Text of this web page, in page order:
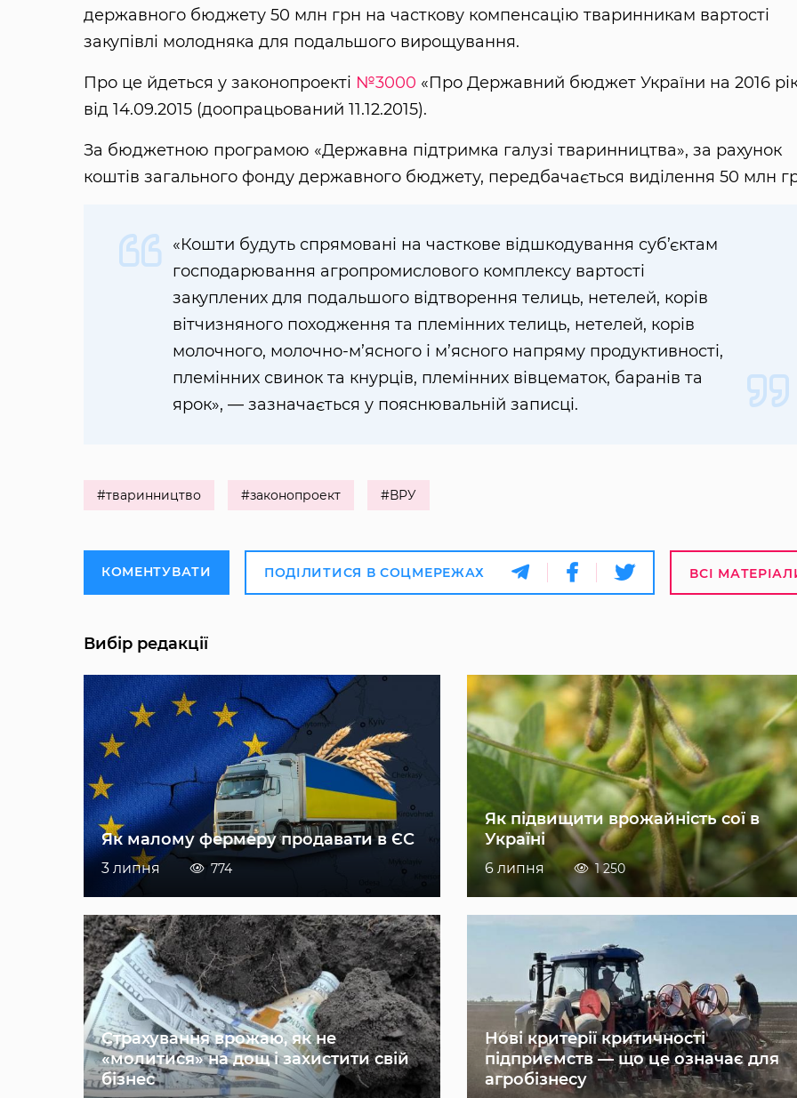
державного бюджету 50 млн грн на часткову компенсацію тваринникам вартості
закупівлі молодняка для подальшого вирощування.
Про це йдеться у законопроекті №3000 «Про Державний бюджет України на 2016
від 14.09.2015 (доопрацьований 11.12.2015).
За бюджетною програмою «Державна підтримка галузі тваринництва», за рахунок
коштів загального фонду державного бюджету, передбачається виділення 50 млн
«Кошти будуть спрямовані на часткове відшкодування суб’єктам
господарювання агропромислового комплексу вартості
закуплених для подальшого відтворення телиць, нетелей, корів
вітчизняного походження та племінних телиць, нетелей, корів
молочного, молочно-м’ясного і м’ясного напряму продуктивності,
племінних свинок та кнурців, племінних вівцематок, баранів та
ярок», — зазначається у пояснювальній записці.
#тваринництво #законопроект #ВРУ
КОМЕНТУВАТИ ПОДІЛИТИСЯ В СОЦМЕРЕЖАХ ВСІ
Вибір редакції
Як малому фермеру продавати в ЄС
3 липня 774
Як підвищити врожайність сої в
Україні
6 липня 1 250
Страхування врожаю, як не
«молитися» на дощ і захистити свій
бізнес
Нові критерії критичності
підприємств — що це означає для
агробізнесу